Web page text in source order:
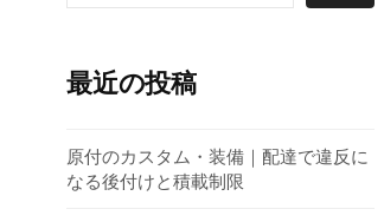
最近の投稿
原付のカスタム・装備｜配達で違反に
なる後付けと積載制限